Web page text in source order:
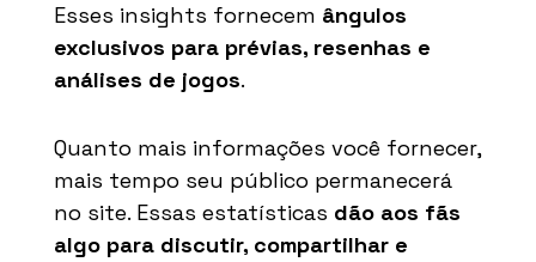
Esses insights fornecem ângulos
exclusivos para prévias, resenhas e
análises de jogos.
Quanto mais informações você fornecer,
mais tempo seu público permanecerá
no site. Essas estatísticas dão aos fãs
algo para discutir, compartilhar e